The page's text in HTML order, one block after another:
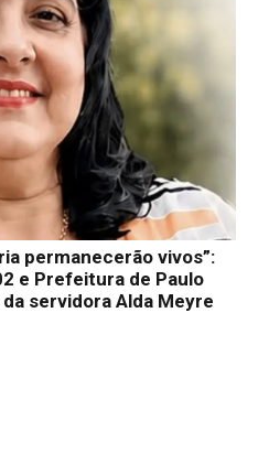
permanecerão vivos”:
e Prefeitura de Paulo
servidora Alda Meyre